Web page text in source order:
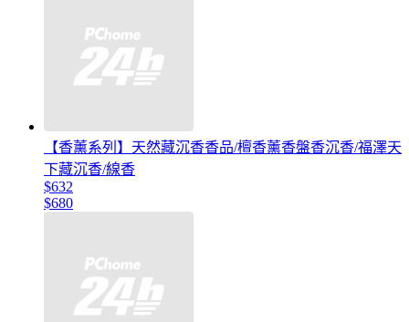
【香薰系列】天然藏沉香香品/檀香薰香盤香沉香/福澤天
下藏沉香/線香
$632
$680